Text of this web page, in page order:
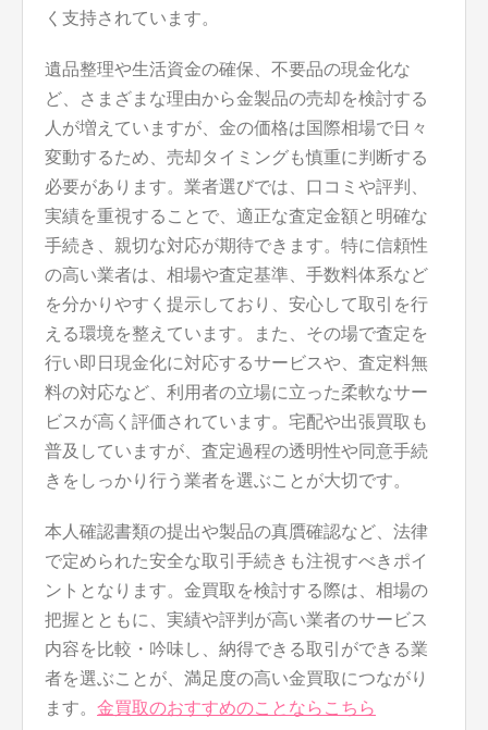
く支持されています。
遺品整理や生活資金の確保、不要品の現金化な
ど、さまざまな理由から金製品の売却を検討する
人が増えていますが、金の価格は国際相場で日々
変動するため、売却タイミングも慎重に判断する
必要があります。業者選びでは、口コミや評判、
実績を重視することで、適正な査定金額と明確な
手続き、親切な対応が期待できます。特に信頼性
の高い業者は、相場や査定基準、手数料体系など
を分かりやすく提示しており、安心して取引を行
える環境を整えています。また、その場で査定を
行い即日現金化に対応するサービスや、査定料無
料の対応など、利用者の立場に立った柔軟なサー
ビスが高く評価されています。宅配や出張買取も
普及していますが、査定過程の透明性や同意手続
きをしっかり行う業者を選ぶことが大切です。
本人確認書類の提出や製品の真贋確認など、法律
で定められた安全な取引手続きも注視すべきポイ
ントとなります。金買取を検討する際は、相場の
把握とともに、実績や評判が高い業者のサービス
内容を比較・吟味し、納得できる取引ができる業
者を選ぶことが、満足度の高い金買取につながり
ます。 金買取のおすすめのことならこちら